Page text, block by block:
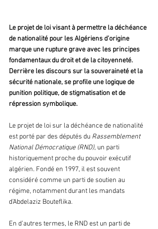
Le projet de loi visant à permettre la déchéance
de nationalité pour les Algériens d’origine
marque une rupture grave avec les principes
fondamentaux du droit et de la citoyenneté.
Derrière les discours sur la souveraineté et la
sécurité nationale, se profile une logique de
punition politique, de stigmatisation et de
répression symbolique.
Le projet de loi sur la déchéance de nationalité
est porté par des députés du Rassemblement
National Démocratique (RND), un parti
historiquement proche du pouvoir exécutif
algérien. Fondé en 1997, il est souvent
considéré comme un parti de soutien au
régime, notamment durant les mandats
d’Abdelaziz Bouteflika.
En d’autres termes, le RND est un parti de